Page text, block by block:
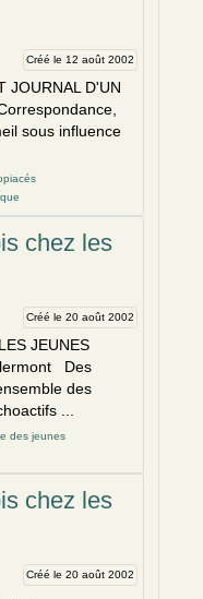
Créé le 12 août 2002
JOURNAL D'UN
sous influence
chez les
Créé le 20 août 2002
JEUNES
Des
semble des
...
des jeunes
chez les
Créé le 20 août 2002